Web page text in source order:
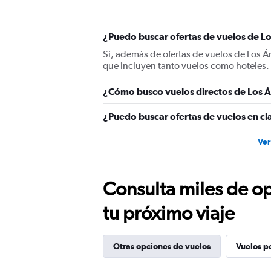
values.
Range:
0
to
2400.
¿Puedo buscar ofertas de vuelos de
Sí, además de ofertas de vuelos de Los
que incluyen tanto vuelos como hoteles.
¿Cómo busco vuelos directos de Los
¿Puedo buscar ofertas de vuelos en
Consulta miles de
tu próximo viaje
Otras opciones de vuelos Vuelos